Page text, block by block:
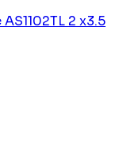
2 x3.5